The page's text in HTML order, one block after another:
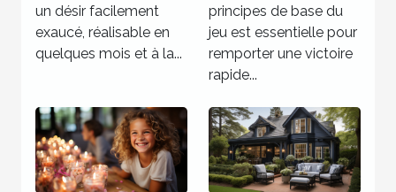
un désir facilement
exaucé, réalisable en
quelques mois et à la...
principes de base du
jeu est essentielle pour
remporter une victoire
rapide...